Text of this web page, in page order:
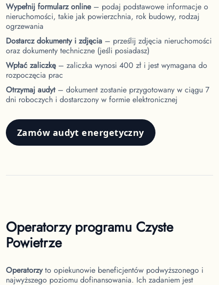
Wypełnij formularz online– podaj podstawowe informacje o
nieruchomości, takie jak powierzchnia, rok budowy, rodzaj
ogrzewania
Dostarcz dokumenty i zdjęcia – prześlij zdjęcia nieruchomości
oraz dokumenty techniczne (jeśli posiadasz)
Wpłać zaliczkę– zaliczka wynosi 400 zł i jest wymagana do
rozpoczęcia prac
Otrzymaj audyt– dokument zostanie przygotowany w ciągu 7
dni roboczych i dostarczony w formie elektronicznej
Zamów audyt energetyczny
Operatorzy programu Czyste
Powietrze
Operatorzyto opiekunowie beneficjentów podwyższonego i
najwyższego poziomu dofinansowania. Ich zadaniem jest